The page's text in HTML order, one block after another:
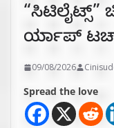
“ಸಿಟಿಲೈಟ್ಸ್‌”
ರ್ಯಾಪ್‌
09/08/2026
Spread the love